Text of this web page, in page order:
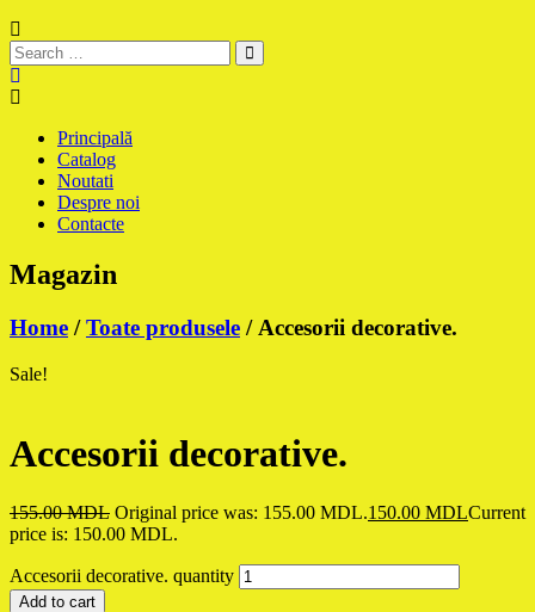
Principală
Catalog
Noutati
Despre noi
Contacte
Magazin
Home /Toate produsele / Accesorii decorative.
Sale!
Accesorii decorative.
155.00MDL Original price was: 155.00 MDL.150.00 MDLCurrent
price is: 150.00 MDL.
Accesorii decorative. quantity
Add to cart